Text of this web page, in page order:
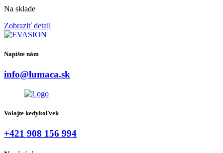
Na sklade
Zobraziť detail
Napíšte nám
info@lumaca.sk
Volajte kedykoľvek
+421 908 156 994